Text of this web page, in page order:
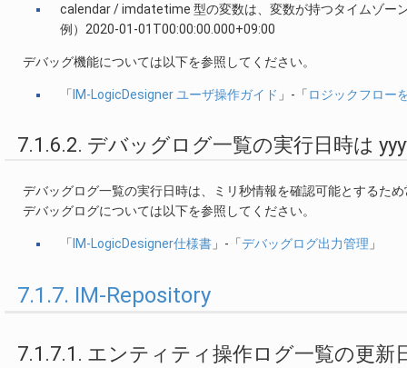
calendar / imdatetime 型の変数は、変数が持つタイムゾー
例）2020-01-01T00:00:00.000+09:00
デバッグ機能については以下を参照してください。
「 IM-LogicDesigner ユーザ操作ガイド 」-「 ロジックフロー
7.1.6.2. デバッグログ一覧の実行日時は
デバッグログ一覧の実行日時は、ミリ秒情報を確認可能とするた
デバッグログについては以下を参照してください。
「 IM-LogicDesigner仕様書」-「デバッグログ出力管理 」
7.1.7. IM-Repository
7.1.7.1. エンティティ操作ログ一覧の更新